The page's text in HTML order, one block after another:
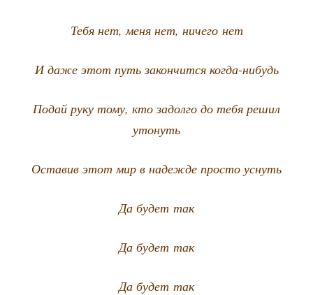
Тебя нет, меня нет, ниче­го нет
И даже этот путь закон­чит­ся когда-нибудь
Подай руку тому, кто задол­го до тебя решил
утонуть
Оста­вив этот мир в надеж­де про­сто уснуть
Да будет так
Да будет так
Да будет так